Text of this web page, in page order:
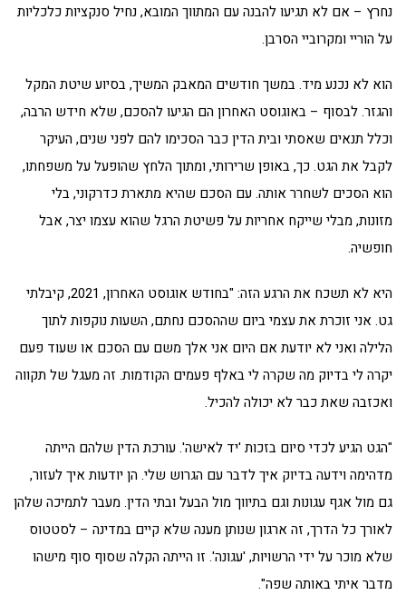
נחרץ – אם לא תגיעו להבנה עם המתווך המובא, נחיל סנקציות כלכליות
על הוריי ומקרוביי הסרבן.
הוא לא נכנע מיד. במשך חודשים המאבק המשיך, בסיוע שיטת המקל
והגזר. לבסוף – באוגוסט האחרון הם הגיעו להסכם, שלא חידש הרבה,
וכלל תנאים שאסתי ובית הדין כבר הסכימו להם לפני שנים, העיקר
לקבל את הגט. כך, באופן שרירותי, ומתוך הלחץ שהופעל על משפחתו,
הוא הסכים לשחרר אותה. עם הסכם שהיא מתארת כדרקוני, בלי
מזונות, מבלי שייקח אחריות על פשיטת הרגל שהוא עצמו יצר, אבל
חופשיה.
היא לא תשכח את הרגע הזה: "בחודש אוגוסט האחרון, 2021, קיבלתי
גט. אני זוכרת את עצמי ביום שההסכם נחתם, השעות נוקפות לתוך
הלילה ואני לא יודעת אם היום אני אלך משם עם הסכם או שעוד פעם
יקרה לי בדיוק מה שקרה לי באלף פעמים הקודמות. זה מעגל של תקווה
ואכזבה שאת כבר לא יכולה להכיל.
"הגט הגיע לכדי סיום בזכות 'יד לאישה'. עורכת הדין שלהם הייתה
מדהימה וידעה בדיוק איך לדבר עם הגרוש שלי. הן יודעות איך לעזור,
גם מול אגף עגונות וגם בתיווך מול הבעל ובתי הדין. מעבר לתמיכה שלהן
לאורך כל הדרך, זה ארגון שנותן מענה שלא קיים במדינה – לסטטוס
שלא מוכר על ידי הרשויות, 'עגונה'. זו הייתה הקלה שסוף סוף מישהו
מדבר איתי באותה שפה".